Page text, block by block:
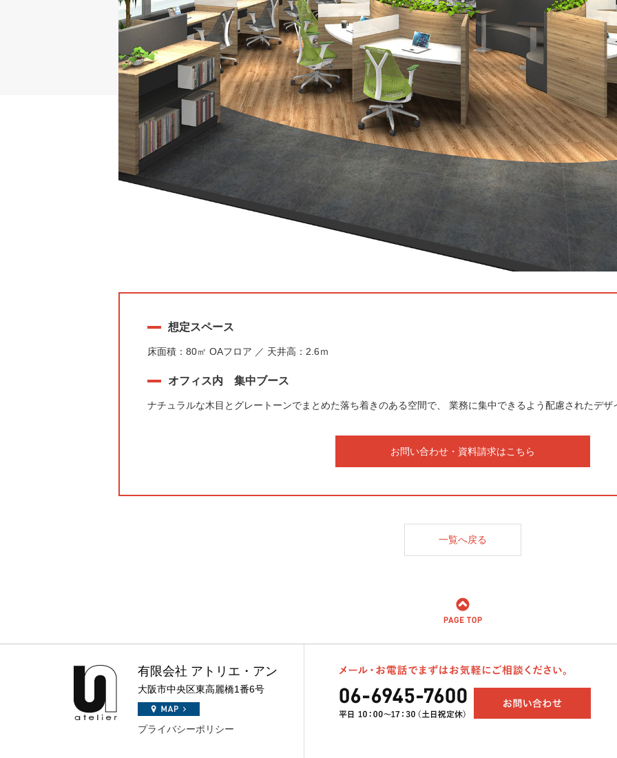
想定スペース
床面積：80㎡ OAフロア ／ 天井高：2.6ｍ
オフィス内 集中ブース
ナチュラルな木目とグレートーンでまとめた落ち着きのある空間で、 業務に集中できるよう配慮されたデザ
お問い合わせ・資料請求はこちら
一覧へ戻る
有限会社 アトリエ・アン
大阪市中央区東高麗橋1番6号
プライバシーポリシー